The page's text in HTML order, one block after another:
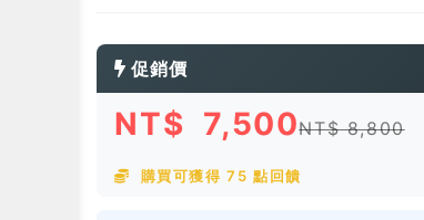
促銷價
NT$ 7,500NT$ 8,800
購買可獲得 75 點回饋